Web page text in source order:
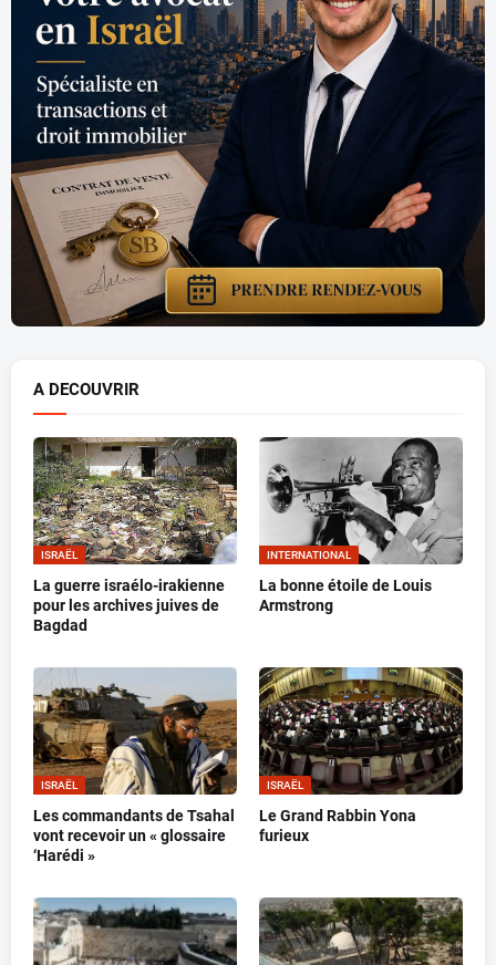
A DECOUVRIR
ISRAËL
La guerre israélo-irakienne
pour les archives juives de
Bagdad
INTERNATIONAL
La bonne étoile de Louis
Armstrong
ISRAËL
Les commandants de Tsahal
vont recevoir un « glossaire
‘Harédi »
ISRAËL
Le Grand Rabbin Yona
furieux